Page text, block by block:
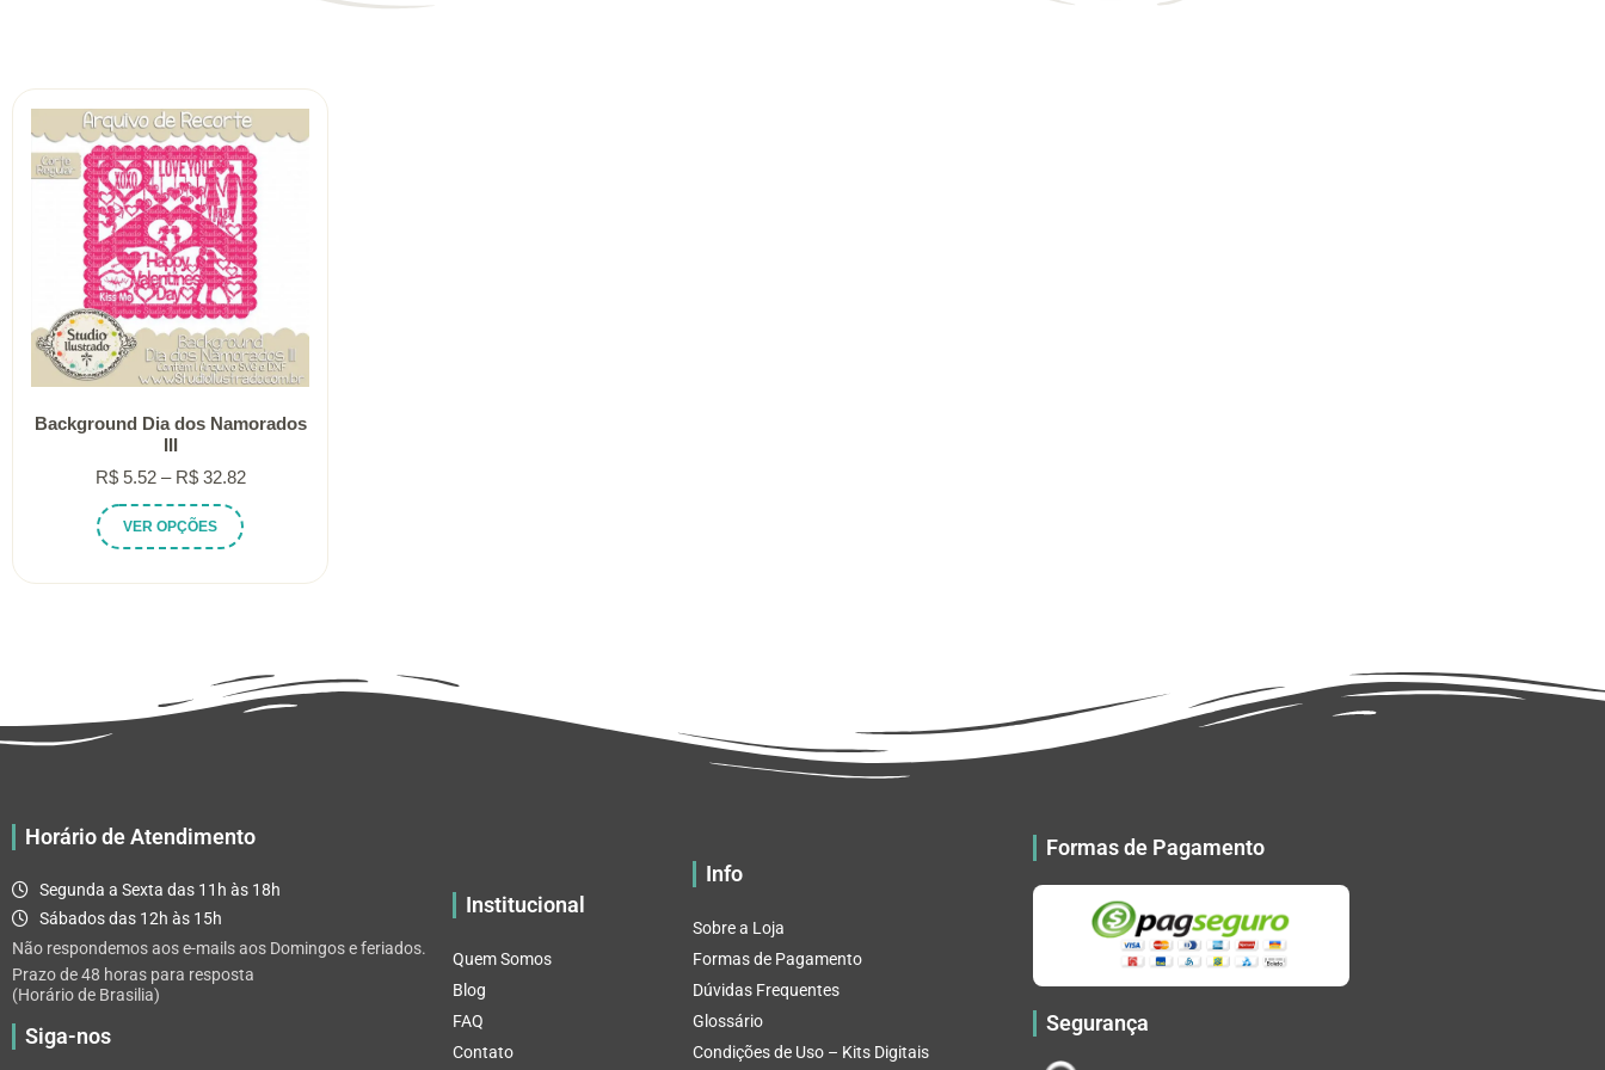
Background Dia dos Namorados
III
R$5.52 – R$32.82Faixa
através
VER OPÇÕES
Este
opções
podem
página
produto
Horário de Atendimento
Segunda a Sexta das 11h às 18h
Sábados das 12h às 15h
Não respondemos aos e-mails aos Domingos e feriados.
Prazo de 48 horas para resposta
(Horário de Brasilia)
Siga-nos
Institucional
Quem Somos
Blog
FAQ
Contato
Info
Sobre a Loja
Formas de Pagamento
Dúvidas Frequentes
Glossário
Condições de Uso – Kits Digitais
Formas de Pagamento
Segurança